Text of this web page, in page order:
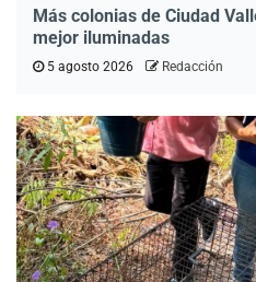
Más colonias de Ciudad
mejor iluminadas
5 agosto 2026 Redacción